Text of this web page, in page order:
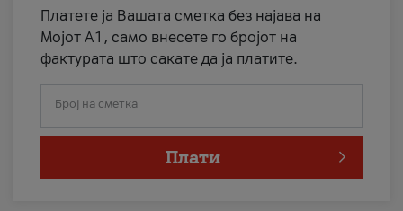
Платете ја Вашата сметка без најава на
Мојот А1, само внесете го бројот на
фактурата што сакате да ја платите.
Број на сметка
Плати